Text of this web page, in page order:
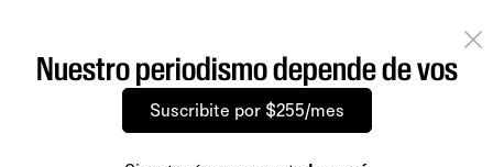
Nuestro periodismo depende de vos
Suscribite por $255/mes